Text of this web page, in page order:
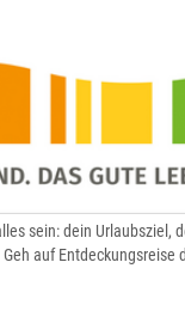
sein: dein Urlaubsziel,
auf Entdeckungsreise